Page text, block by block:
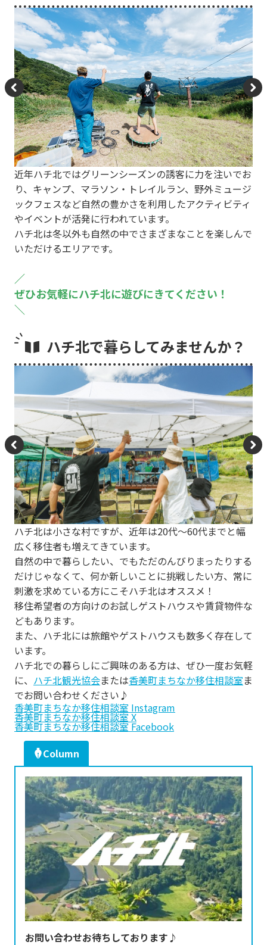
P
re
vi
o
u
s
N
e
xt
近年ハチ北ではグリーンシーズンの誘客に力を注いでお
り、キャンプ、マラソン・トレイルラン、野外ミュージ
ックフェスなど自然の豊かさを利用したアクティビティ
やイベントが活発に行われています。
ハチ北は冬以外も自然の中でさまざまなことを楽しんで
いただけるエリアです。
／
ぜひお気軽にハチ北に遊びにきてください！
＼
ハチ北で暮らしてみませんか？
P
re
vi
o
u
s
N
e
xt
ハチ北は小さな村ですが、近年は20代〜60代までと幅
広く移住者も増えてきています。
自然の中で暮らしたい、でもただのんびりまったりする
だけじゃなくて、何か新しいことに挑戦したい方、常に
刺激を求めている方にこそハチ北はオススメ！
移住希望者の方向けのお試しゲストハウスや賃貸物件な
どもあります。
また、ハチ北には旅館やゲストハウスも数多く存在して
います。
ハチ北での暮らしにご興味のある方は、ぜひ一度お気軽
に、 ハチ北観光協会または香美町まちなか移住相談室ま
でお問い合わせください♪
香美町まちなか移住相談室 Instagram
香美町まちなか移住相談室 X
香美町まちなか移住相談室 Facebook
Column
お問い合わせお待ちしております♪